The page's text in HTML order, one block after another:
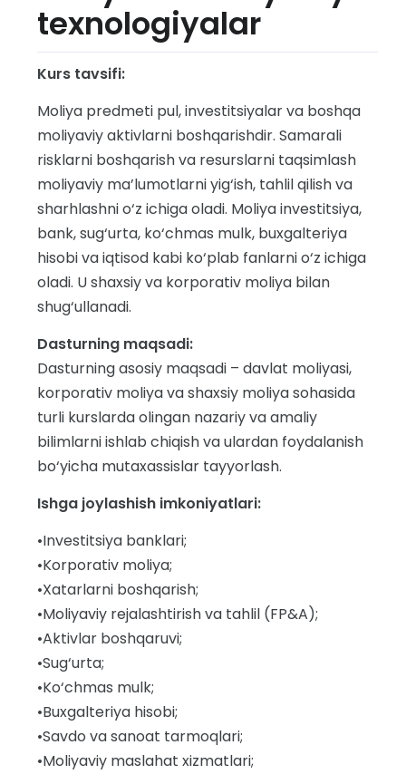
texnologiyalar
Kurs tavsifi:
Moliya predmeti pul, investitsiyalar va boshqa
moliyaviy aktivlarni boshqarishdir. Samarali
risklarni boshqarish va resurslarni taqsimlash
moliyaviy ma’lumotlarni yig‘ish, tahlil qilish va
sharhlashni o‘z ichiga oladi. Moliya investitsiya,
bank, sug‘urta, ko‘chmas mulk, buxgalteriya
hisobi va iqtisod kabi ko‘plab fanlarni o‘z ichiga
oladi. U shaxsiy va korporativ moliya bilan
shug‘ullanadi.
Dasturning maqsadi:
Dasturning asosiy maqsadi – davlat moliyasi,
korporativ moliya va shaxsiy moliya sohasida
turli kurslarda olingan nazariy va amaliy
bilimlarni ishlab chiqish va ulardan foydalanish
bo‘yicha mutaxassislar tayyorlash.
Ishga joylashish imkoniyatlari:
•Investitsiya banklari;
•Korporativ moliya;
•Xatarlarni boshqarish;
•Moliyaviy rejalashtirish va tahlil (FP&A);
•Aktivlar boshqaruvi;
•Sug‘urta;
•Ko‘chmas mulk;
•Buxgalteriya hisobi;
•Savdo va sanoat tarmoqlari;
•Moliyaviy maslahat xizmatlari;